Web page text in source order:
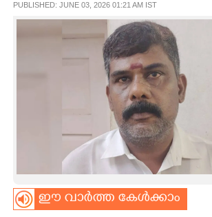
ASTRO
PUBLISHED: JUNE 03, 2026 01:21 AM IST
ഈ വാർത്ത കേൾക്കാം